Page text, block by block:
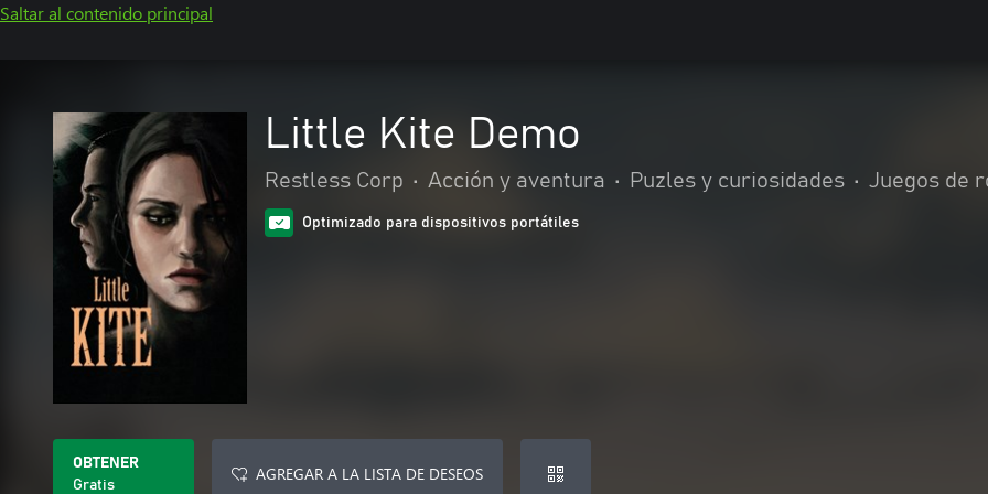
Saltar al contenido principal
Little Kite Demo
Restless Corp • Acción y aventura • Puzles y curiosidades • Juegos de
Optimizado para dispositivos portátiles
OBTENER
Gratis
AGREGAR A LA LISTA DE DESEOS